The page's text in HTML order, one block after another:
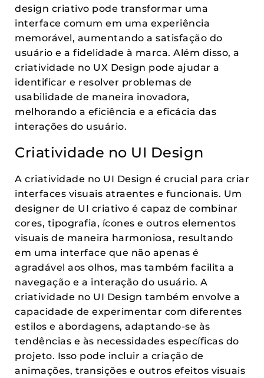
design criativo pode transformar uma
interface comum em uma experiência
memorável, aumentando a satisfação do
usuário e a fidelidade à marca. Além disso, a
criatividade no UX Design pode ajudar a
identificar e resolver problemas de
usabilidade de maneira inovadora,
melhorando a eficiência e a eficácia das
interações do usuário.
Criatividade no UI Design
A criatividade no UI Design é crucial para criar
interfaces visuais atraentes e funcionais. Um
designer de UI criativo é capaz de combinar
cores, tipografia, ícones e outros elementos
visuais de maneira harmoniosa, resultando
em uma interface que não apenas é
agradável aos olhos, mas também facilita a
navegação e a interação do usuário. A
criatividade no UI Design também envolve a
capacidade de experimentar com diferentes
estilos e abordagens, adaptando-se às
tendências e às necessidades específicas do
projeto. Isso pode incluir a criação de
animações, transições e outros efeitos visuais